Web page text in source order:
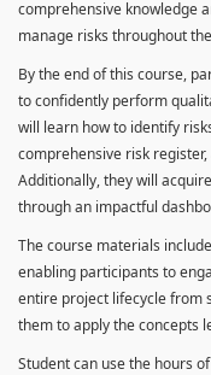
comprehensive knowledge
manage risks throughout
By the end of this course,
to confidently perform
will learn how to identify
comprehensive risk
Additionally, they will
through an impactful
The course materials
enabling participants to
entire project lifecycle from
them to apply the concepts
Student can use the hours